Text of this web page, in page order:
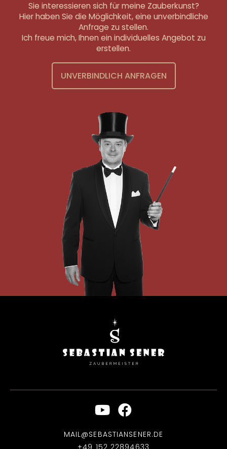
Sie interessieren sich für meine Zauberkunst?
Hier haben Sie die Möglichkeit, eine unverbindliche
Anfrage zu stellen.
Ich freue mich, Ihnen ein individuelles Angebot zu
erstellen.
UNVERBINDLICH ANFRAGEN
MAIL@SEBASTIANSENER.DE